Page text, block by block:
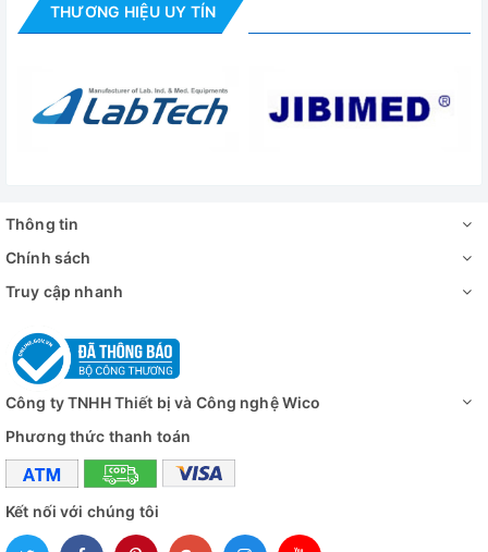
THƯƠNG HIỆU UY TÍN
Thông tin
Chính sách
Truy cập nhanh
Công ty TNHH Thiết bị và Công nghệ Wico
Phương thức thanh toán
Kết nối với chúng tôi